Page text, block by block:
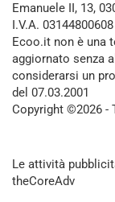
Emanuele II, 13,
I.V.A. 03144800608
Ecoo.it non è una
aggiornato senza
considerarsi un
del 07.03.2001
Copyright ©2026 -
Le attività
theCoreAdv